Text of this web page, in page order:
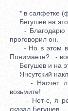
* в салфетке
Бегушев на это
- Благодарю
проговорил он.
- Но в этом
Понимаете?.. -
Бегушев и на
Янсутский
- Насчет
возьмите!
- Нет-с, я
сказал Бегушев.